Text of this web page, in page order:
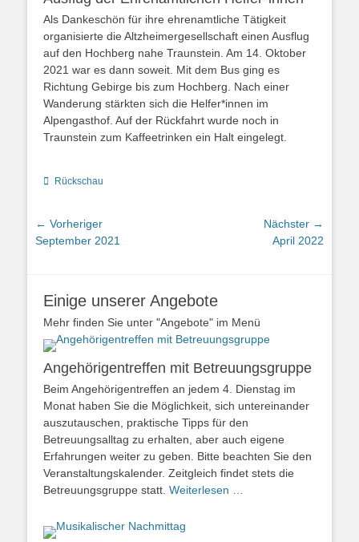
Als Dankeschön für ihre ehrenamtliche Tätigkeit
organisierte die Altzheimergesellschaft einen Ausflug
auf den Hochberg nahe Traunstein. Am 14. Oktober
2021 war es dann soweit. Mit dem Bus ging es
Richtung Gebirge bis zum Hochberg. Nach einer
Wanderung stärkten sich die Helfer*innen im
Alpengasthof. Auf der Rückfahrt wurde noch in
Traunstein zum Kaffeetrinken ein Halt eingelegt.
Kategorien
Rückschau
Beitrags-
Navigation
← Vorheriger
Vorheriger
September 2021
Nächster →
April 2022
Einige unserer Angebote
Mehr finden Sie unter "Angebote" im Menü
Angehörigentreffen mit Betreuungsgruppe
Beim Angehörigentreffen an jedem 4. Dienstag im
Monat haben Sie die Möglichkeit, sich untereinander
auszutauschen, praktische Tipps für den
Betreuungsalltag zu erhalten, aber auch eigene
Erfahrungen weiter zu geben. Bitte beachten Sie den
Veranstaltungskalender. Zeitgleich findet stets die
Betreuungsgruppe statt. Weiterlesen …